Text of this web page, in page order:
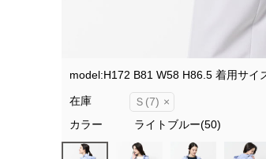
model:H172 B81 W58 H86.5 着用サイ
在庫 Ｓ(7) ×
カラー
ライトブルー(50)